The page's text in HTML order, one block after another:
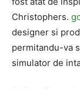
Christophers.
designer si
permitandu-va
simulator de